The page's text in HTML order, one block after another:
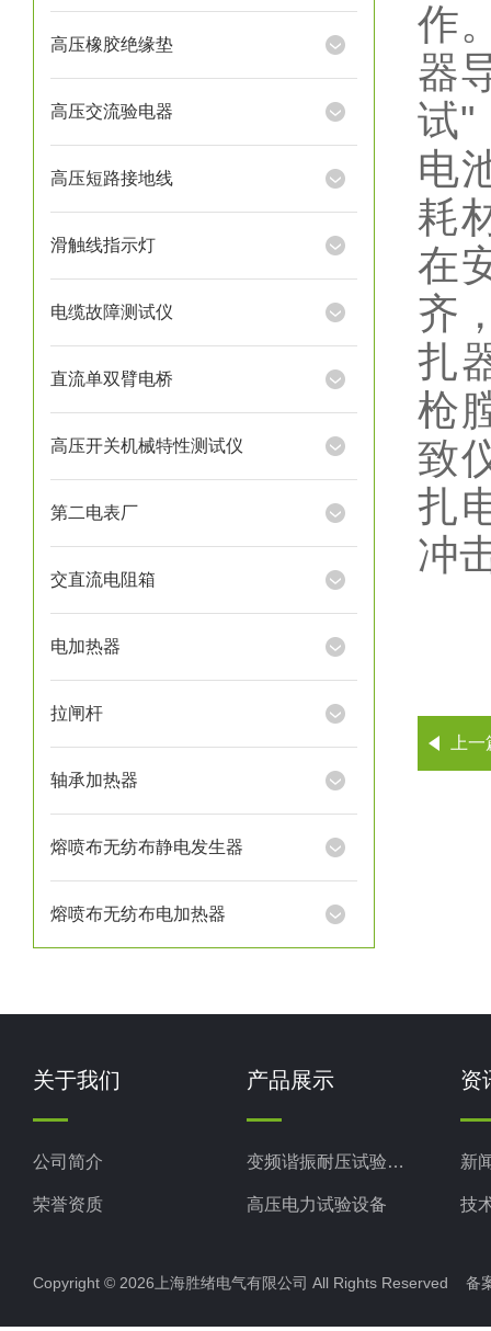
高压橡胶绝缘垫
高压交流验电器
高压短路接地线
滑触线指示灯
电缆故障测试仪
直流单双臂电桥
高压开关机械特性测试仪
第二电表厂
交直流电阻箱
电加热器
拉闸杆
轴承加热器
熔喷布无纺布静电发生器
熔喷布无纺布电加热器
作
器
试"
电
耗
在
齐
扎
枪
致
扎
冲
上
关于我们
公司简介
荣誉资质
产品展示
变频谐振耐压试验装置
高压电力试验设备
防雷检测仪器设备
资
新
技
Copyright © 2026上海胜绪电气有限公司 All Rights Reserved 备